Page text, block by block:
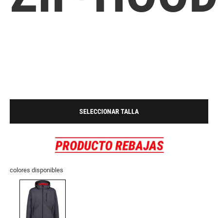
SELECCIONAR TALLA
colores disponibles